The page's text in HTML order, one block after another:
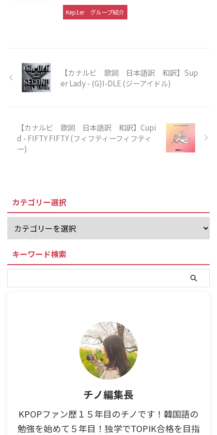
Kep1er グループ紹介
【カナルビ 歌詞 日本語訳 和訳】Sup
er Lady - (G)I-DLE (ジーアイドル)
【カナルビ 歌詞 日本語訳 和訳】Cupi
d - FIFTY FIFTY (フィフティーフィフティ
ー)
カテゴリー選択
キーワード検索
チノ編集長
KPOPファン歴１５年目のチノです！韓国語の
勉強を始めて５年目！独学でTOPIK合格を目指